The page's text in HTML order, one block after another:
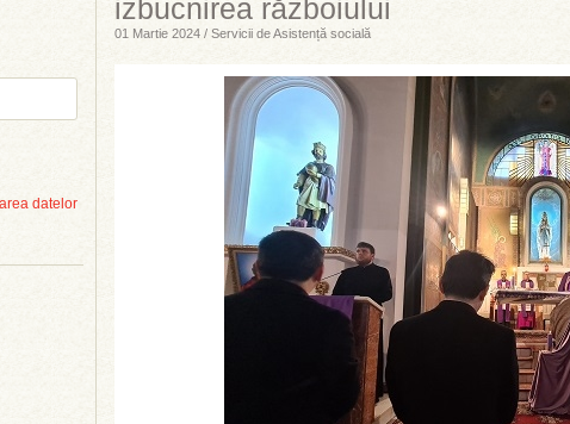
datelor
izbucnirea războiului
01 Martie 2024 / Servicii de Asistență socială